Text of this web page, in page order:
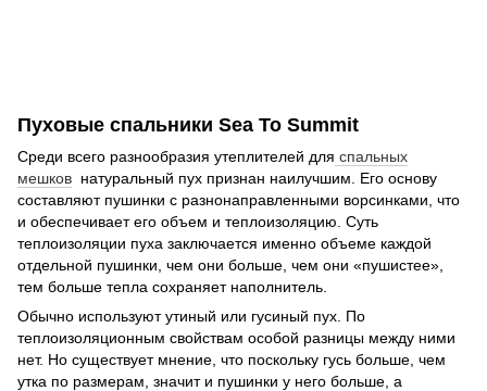
Пуховые спальники Sea To Summit
Среди всего разнообразия утеплителей для спальных
мешков натуральный пух признан наилучшим. Его основу
составляют пушинки с разнонаправленными ворсинками, что
и обеспечивает его объем и теплоизоляцию. Суть
теплоизоляции пуха заключается именно объеме каждой
отдельной пушинки, чем они больше, чем они «пушистее»,
тем больше тепла сохраняет наполнитель.
Обычно используют утиный или гусиный пух. По
теплоизоляционным свойствам особой разницы между ними
нет. Но существует мнение, что поскольку гусь больше, чем
утка по размерам, значит и пушинки у него больше, а